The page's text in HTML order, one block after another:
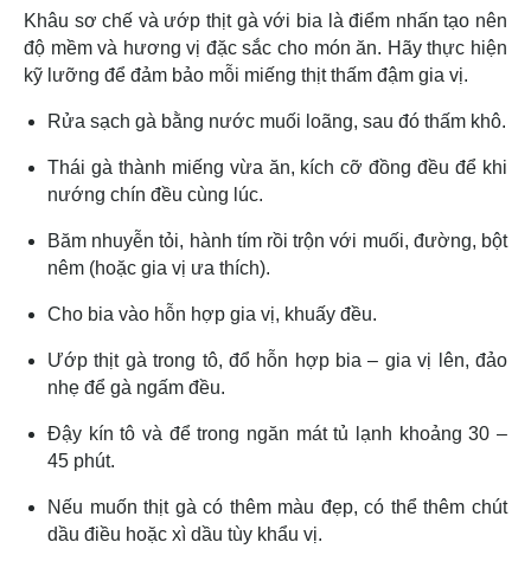
Khâu sơ chế và ướp thịt gà với bia là điểm nhấn tạo nên
độ mềm và hương vị đặc sắc cho món ăn. Hãy thực hiện
kỹ lưỡng để đảm bảo mỗi miếng thịt thấm đậm gia vị.
Rửa sạch gà bằng nước muối loãng, sau đó thấm khô.
Thái gà thành miếng vừa ăn, kích cỡ đồng đều để khi
nướng chín đều cùng lúc.
Băm nhuyễn tỏi, hành tím rồi trộn với muối, đường, bột
nêm (hoặc gia vị ưa thích).
Cho bia vào hỗn hợp gia vị, khuấy đều.
Ướp thịt gà trong tô, đổ hỗn hợp bia – gia vị lên, đảo
nhẹ để gà ngấm đều.
Đậy kín tô và để trong ngăn mát tủ lạnh khoảng 30 –
45 phút.
Nếu muốn thịt gà có thêm màu đẹp, có thể thêm chút
dầu điều hoặc xì dầu tùy khẩu vị.